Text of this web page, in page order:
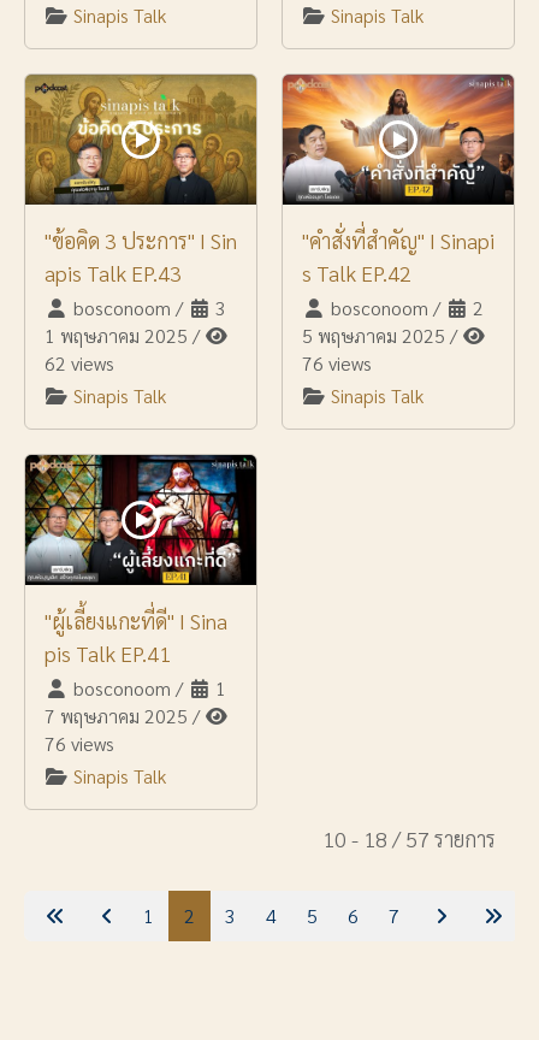
Sinapis Talk Sinapis Talk
"ข้อคิด 3 ประการ" I Sin
apis Talk EP.43
bosconoom /
3
1 พฤษภาคม 2025 /
62 views
Sinapis Talk
"คำสั่งที่สำคัญ" I Sinapi
s Talk EP.42
bosconoom /
2
5 พฤษภาคม 2025 /
76 views
Sinapis Talk
"ผู้เลี้ยงแกะที่ดี" I Sina
pis Talk EP.41
bosconoom /
1
7 พฤษภาคม 2025 /
76 views
Sinapis Talk
10 - 18 / 57 รายการ
1 2 3 4 5 6 7